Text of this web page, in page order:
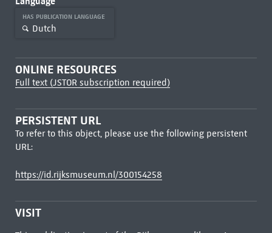
HAS PUBLICATION LANGUAGE
Dutch
ONLINE RESOURCES
Full text (JSTOR subscription required)
PERSISTENT URL
To refer to this object, please use the following persistent
URL:
https://id.rijksmuseum.nl/300154258
VISIT